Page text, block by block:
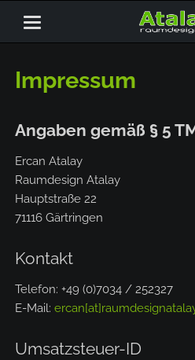
Impressum
Angaben gemäß § 5
Ercan Atalay
Raumdesign Atalay
Hauptstraße 22
71116 Gärtringen
Kontakt
Telefon: +49 (0)7034 / 252327
E-Mail:
Umsatzsteuer-ID